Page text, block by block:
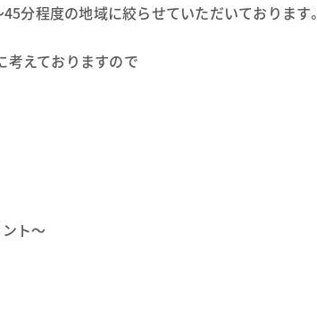
分程度の地域に絞らせていただいております。
考えておりますので
ト～